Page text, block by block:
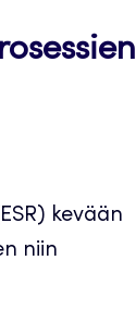
kevään
niin